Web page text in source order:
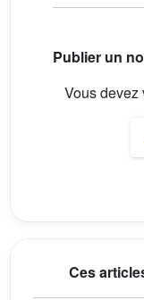
Publier un
Vous devez
Ces